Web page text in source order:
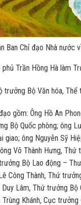
Ban Chỉ đạo Nhà nước
Trần Hồng Hà làm
trưởng Bộ Văn hóa, Thể
gồm: Ông Hồ An
Bộ Quốc phòng; ông
ông Nguyễn Sỹ
Võ Thành Hưng,
Bộ Lao động –
Công Thành, Thứ
Lâm, Thứ trưởng
Khánh, Cục